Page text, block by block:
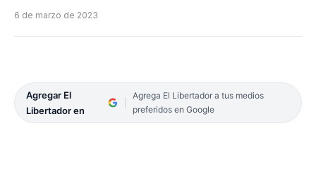
6 de marzo de 2023
Agregar El
Libertador en
Agrega El Libertador a tus medios
preferidos en Google